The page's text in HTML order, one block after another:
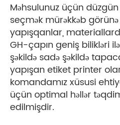
Məhsulunuz üçün
seçmək mürəkkəb
yapışqanlar,
GH-çapın geniş bilikləri
şəkildə sadə şəkildə
yapışan etiket printer
komandamız xüsusi
üçün optimal həllər
edilmişdir.